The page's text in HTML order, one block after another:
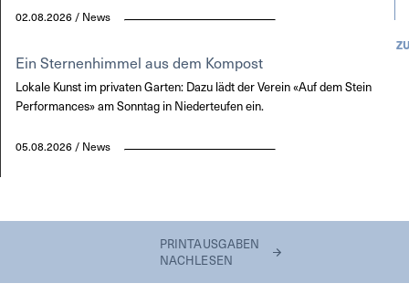
02.08.2026 / News
Ein Sternenhimmel aus dem Kompost
Lokale Kunst im privaten Garten: Dazu lädt der Verein «Auf dem Stein
Performances» am Sonntag in Niederteufen ein.
05.08.2026 / News
PRINTAUSGABEN
NACHLESEN